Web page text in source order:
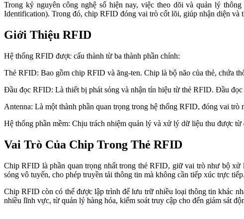
Trong kỷ nguyên công nghệ số hiện nay, việc theo dõi và quản lý
Identification). Trong đó, chip RFID đóng vai trò cốt lõi, giúp nhận diện và
Giới Thiệu RFID
Hệ thống RFID được cấu thành từ ba thành phần chính:
Thẻ RFID: Bao gồm chip RFID và ăng-ten. Chip là bộ não của thẻ, chứa
Đầu đọc RFID: Là thiết bị phát sóng và nhận tín hiệu từ thẻ RFID. Đầu
Antenna: Là một thành phần quan trọng trong hệ thống RFID, đóng vai
Hệ thống phần mềm: Chịu trách nhiệm quản lý và xử lý dữ liệu thu được
Vai Trò Của Chip Trong Thẻ RFID
Chip RFID là phần quan trọng nhất trong thẻ RFID, giữ vai trò như bộ
sóng vô tuyến, cho phép truyền tải thông tin mà không cần tiếp xúc trực
Chip RFID còn có thể được lập trình để lưu trữ nhiều loại thông tin khác
nhiều lĩnh vực, từ quản lý hàng hóa, kiểm soát truy cập cho đến giám sát